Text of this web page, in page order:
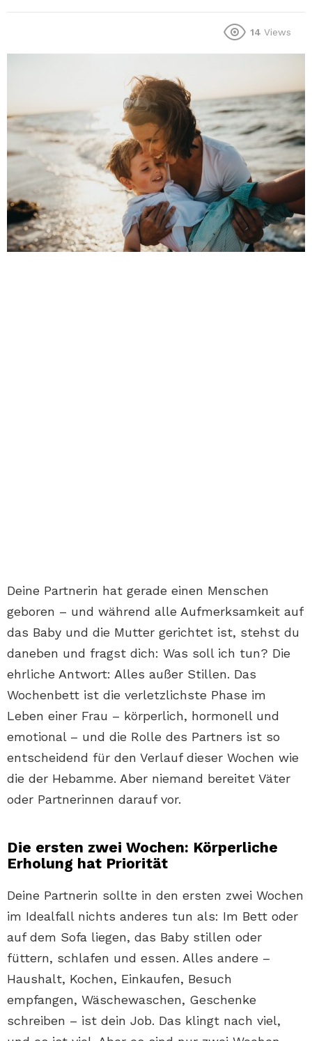
14 Views
Deine Partnerin hat gerade einen Menschen
geboren – und während alle Aufmerksamkeit auf
das Baby und die Mutter gerichtet ist, stehst du
daneben und fragst dich: Was soll ich tun? Die
ehrliche Antwort: Alles außer Stillen. Das
Wochenbett ist die verletzlichste Phase im
Leben einer Frau – körperlich, hormonell und
emotional – und die Rolle des Partners ist so
entscheidend für den Verlauf dieser Wochen wie
die der Hebamme. Aber niemand bereitet Väter
oder Partnerinnen darauf vor.
Die ersten zwei Wochen: Körperliche
Erholung hat Priorität
Deine Partnerin sollte in den ersten zwei Wochen
im Idealfall nichts anderes tun als: Im Bett oder
auf dem Sofa liegen, das Baby stillen oder
füttern, schlafen und essen. Alles andere –
Haushalt, Kochen, Einkaufen, Besuch
empfangen, Wäschewaschen, Geschenke
schreiben – ist dein Job. Das klingt nach viel,